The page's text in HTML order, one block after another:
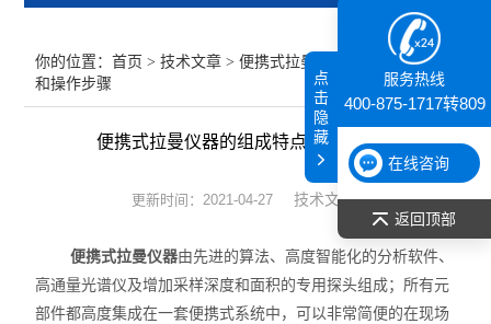
纳米粒度仪
膜厚仪
表面张力仪
光谱部件及外设
你的位置：首页 >技术文章 > 便携式拉曼仪器的组成特点
和操作步骤
便携式拉曼仪器的组成特点和操作步骤
更新时间：2021-04-27 技术文章
便携式拉曼仪器由先进的算法、高度智能化的分析软件、
高通量光谱仪及增加采样深度和面积的专用探头组成；所有元
部件都高度集成在一套便携式系统中，可以非常简便的在现场
服务热线
400-875-1717转809
在线咨询
返回顶部
点
击
隐
藏